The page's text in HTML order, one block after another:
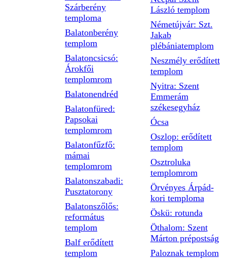
Szárberény
temploma
Balatonberény
templom
Balatoncsicsó:
Árokfői
templomrom
Balatonendréd
Balatonfüred:
Papsokai
templomrom
Balatonfűzfő:
mámai
templomrom
Balatonszabadi:
Pusztatorony
Balatonszőlős:
református
templom
Balf erődített
templom
László templom
Németújvár: Szt.
Jakab
plébániatemplom
Neszmély erődített
templom
Nyitra: Szent
Emmerám
székesegyház
Ócsa
Oszlop: erődített
templom
Osztroluka
templomrom
Örvényes Árpád-
kori temploma
Öskü: rotunda
Öthalom: Szent
Márton prépostság
Paloznak templom